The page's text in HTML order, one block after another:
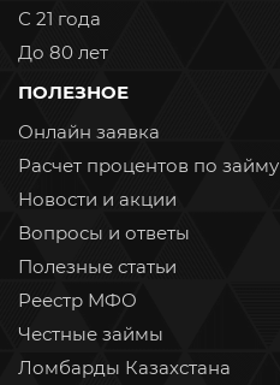
С 21 года
До 80 лет
ПОЛЕЗНОЕ
Онлайн заявка
Расчет процентов по займу
Новости и акции
Вопросы и ответы
Полезные статьи
Реестр МФО
Честные займы
Ломбарды Казахстана